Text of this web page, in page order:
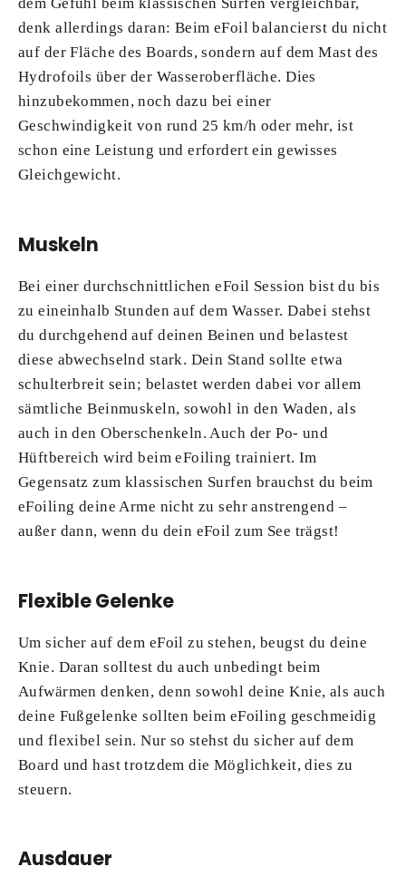
dem Gefühl beim klassischen Surfen vergleichbar,
denk allerdings daran: Beim eFoil balancierst du nicht
auf der Fläche des Boards, sondern auf dem Mast des
Hydrofoils über der Wasseroberfläche. Dies
hinzubekommen, noch dazu bei einer
Geschwindigkeit von rund 25 km/h oder mehr, ist
schon eine Leistung und erfordert ein gewisses
Gleichgewicht.
Muskeln
Bei einer durchschnittlichen eFoil Session bist du bis
zu eineinhalb Stunden auf dem Wasser. Dabei stehst
du durchgehend auf deinen Beinen und belastest
diese abwechselnd stark. Dein Stand sollte etwa
schulterbreit sein; belastet werden dabei vor allem
sämtliche Beinmuskeln, sowohl in den Waden, als
auch in den Oberschenkeln. Auch der Po- und
Hüftbereich wird beim eFoiling trainiert. Im
Gegensatz zum klassischen Surfen brauchst du beim
eFoiling deine Arme nicht zu sehr anstrengend –
außer dann, wenn du dein eFoil zum See trägst!
Flexible Gelenke
Um sicher auf dem eFoil zu stehen, beugst du deine
Knie. Daran solltest du auch unbedingt beim
Aufwärmen denken, denn sowohl deine Knie, als auch
deine Fußgelenke sollten beim eFoiling geschmeidig
und flexibel sein. Nur so stehst du sicher auf dem
Board und hast trotzdem die Möglichkeit, dies zu
steuern.
Ausdauer